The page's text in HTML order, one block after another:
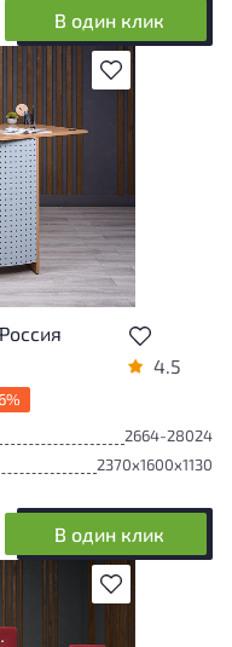
В один клик
В избранное
4.5
2664-28024
2370x1600x1130
В один клик
В избранное